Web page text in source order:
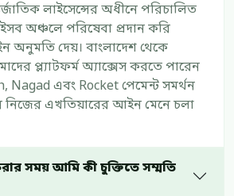
লাইসেন্সের অধীনে পরিচালিত
অঞ্চলে পরিষেবা প্রদান করি
অনুমতি দেয়। বাংলাদেশ থেকে
প্ল্যাটফর্ম অ্যাক্সেস করতে পারেন
এবং Rocket পেমেন্ট সমর্থন
এখতিয়ারের আইন মেনে চলা
সময় আমি কী চুক্তিতে সম্মতি